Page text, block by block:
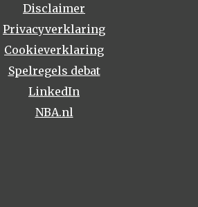
Disclaimer
Privacyverklaring
Cookieverklaring
Spelregels debat
LinkedIn
NBA.nl